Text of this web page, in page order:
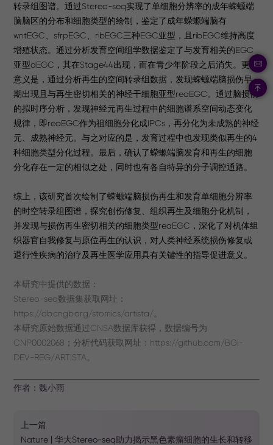
转录组图谱。通过Stereo-seq实现了单细胞分辨率的成年蝾螈端
脑脑区的分布和细胞类型的绘制，鉴定了成年蝾螈端脑有
wntEGC、sfrpEGC、ribEGC三种EGC亚型，且ribEGC维持高度
增殖状态。通过分析发育空间组学数据鉴定了与发育相关的EGC
亚型dEGC，其在Stage44出现，而在青少年阶段之后消失。更有
意义是，通过分析再生的空间转录组数据，发现蝾螈端脑损伤早
期出现且与再生密切相关的神经干细胞亚型reaEGC。通过脑损伤
的拟时序分析，发现神经元再生过程中的细胞谱系空间动态变化
规律，即reaEGC作为祖细胞分化成IPCs，再分化为未成熟的神经
元、成熟神经元。与之对应的是，发育过程中也发现类似再生的4
种细胞类型分化过程。最后，确认了蝾螈端脑发育和再生的细胞
分化存在一定的相似之处，同时也有各自特异的分子调控通路。
综上，该研究首次绘制了蝾螈端脑损伤再生和发育单细胞分辨率
的时空转录组图谱，探究创伤修复、组织再生及细胞分化机制，
并发现与损伤再生密切相关的细胞类型reaEGC，深化了对机体组
织器官自我修复与原位再生的认识，对人类神经系统损伤修复或
退行性疾病的治疗及再生医学应用具有关键性的指导促进意义。
本研究中提供的数据：
Stereo-seq数据集获取网址：
https://db.cngb.org/stomics/artista/。
本研究原始数据通过CNSA数据库获得，数据编号为
CNP0002068；分析代码获取网址： https://github.com/BGI-
DEV-REG/ARTISTA。
作者：魏小雨
上一篇
Nature | 华大Stereo-seq助力揭示黑色素瘤细胞的生长和转移